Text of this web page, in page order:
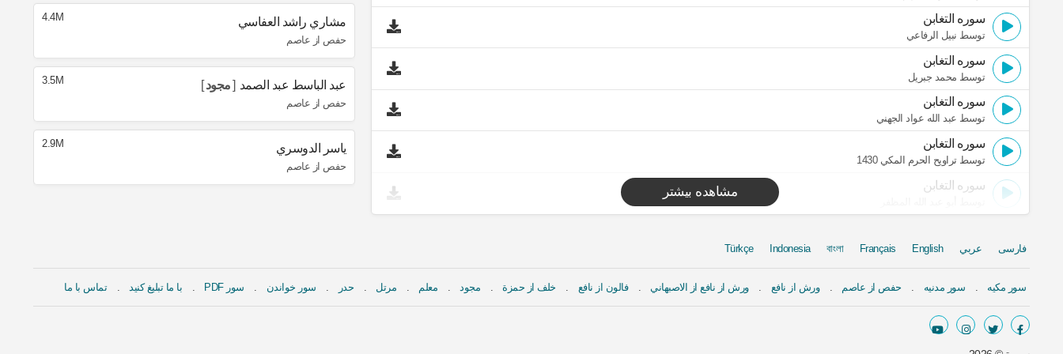
سوره التغابن
توسط نبيل الرفاعي
سوره التغابن
توسط محمد جبريل
سوره التغابن
توسط عبد الله عواد الجهني
سوره التغابن
توسط تراويح الحرم المكي 1430
سوره التغابن مشاهده بیشتر
مشاري راشد العفاسي
حفص از عاصم
4.4M
عبد الباسط عبد الصمد مجود
حفص از عاصم
3.5M
ياسر الدوسري
حفص از عاصم
2.9M
فارسی عربي English
Français
বাংলা
Indonesia
Türkçe
سور مكيه سور مدنيه حفص از عاصم ورش از نافع ورش از نافع از الاصبهاني فالون از نافع خلف از حمزة مجود معلم مرتل حدر سور خواندن سور PDF با ما تبلیغ کنید تماس با ما